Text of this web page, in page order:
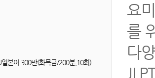
본어 300반(화목금/200분,10회)
요
를
다